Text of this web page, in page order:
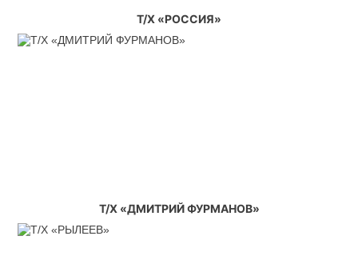
Т/Х «РОССИЯ»
Т/Х «ДМИТРИЙ ФУРМАНОВ»